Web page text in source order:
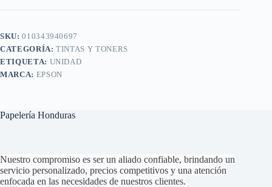
SKU:010343940697
CATEGORÍA:TINTAS Y TONERS
ETIQUETA: UNIDAD
MARCA: EPSON
Papelería Honduras
Nuestro compromiso es ser un aliado confiable, brindando un
servicio personalizado, precios competitivos y una atención
enfocada en las necesidades de nuestros clientes.